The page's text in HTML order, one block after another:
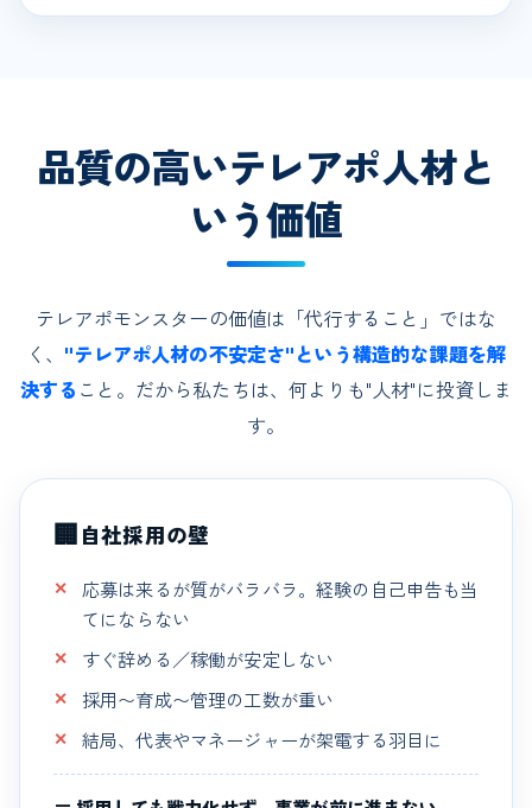
品質の高いテレアポ人材と
いう価値
テレアポモンスターの価値は「代行すること」ではな
く、 "テレアポ人材の不安定さ"という構造的な課題を解
決する こと。だから私たちは、何よりも"人材"に投資しま
す。
🏢 自社採用の壁
応募は来るが質がバラバラ。経験の自己申告も当
てにならない
すぐ辞める／稼働が安定しない
採用〜育成〜管理の工数が重い
結局、代表やマネージャーが架電する羽目に